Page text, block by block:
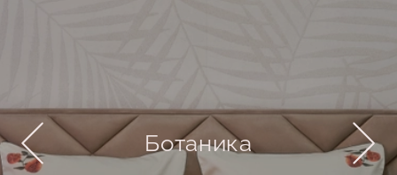
Ботаника